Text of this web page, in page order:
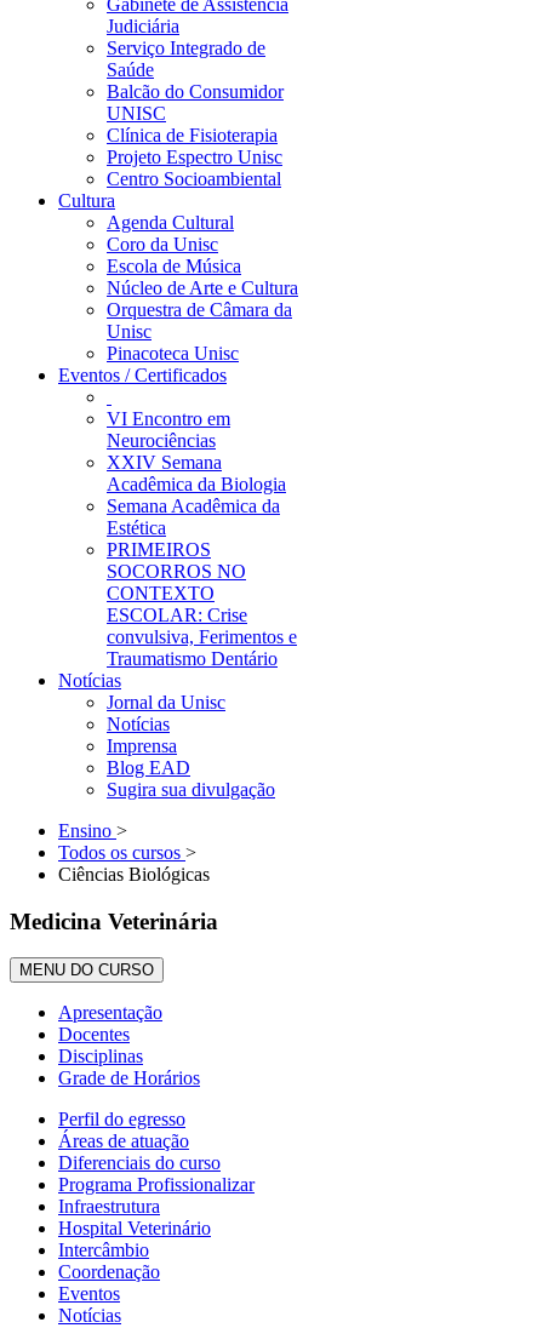
Gabinete de Assistência
Judiciária
Serviço Integrado de
Saúde
Balcão do Consumidor
UNISC
Clínica de Fisioterapia
Projeto Espectro Unisc
Centro Socioambiental
Cultura
Agenda Cultural
Coro da Unisc
Escola de Música
Núcleo de Arte e Cultura
Orquestra de Câmara da
Unisc
Pinacoteca Unisc
Eventos / Certificados
VI Encontro em
Neurociências
XXIV Semana
Acadêmica da Biologia
Semana Acadêmica da
Estética
PRIMEIROS
SOCORROS NO
CONTEXTO
ESCOLAR: Crise
convulsiva, Ferimentos e
Traumatismo Dentário
Notícias
Jornal da Unisc
Notícias
Imprensa
Blog EAD
Sugira sua divulgação
Ensino >
Todos os cursos >
Ciências Biológicas
Medicina Veterinária
MENU DO CURSO
Apresentação
Docentes
Disciplinas
Grade de Horários
Perfil do egresso
Áreas de atuação
Diferenciais do curso
Programa Profissionalizar
Infraestrutura
Hospital Veterinário
Intercâmbio
Coordenação
Eventos
Notícias